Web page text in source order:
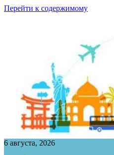
Перейти к содержимому
6 августа, 2026